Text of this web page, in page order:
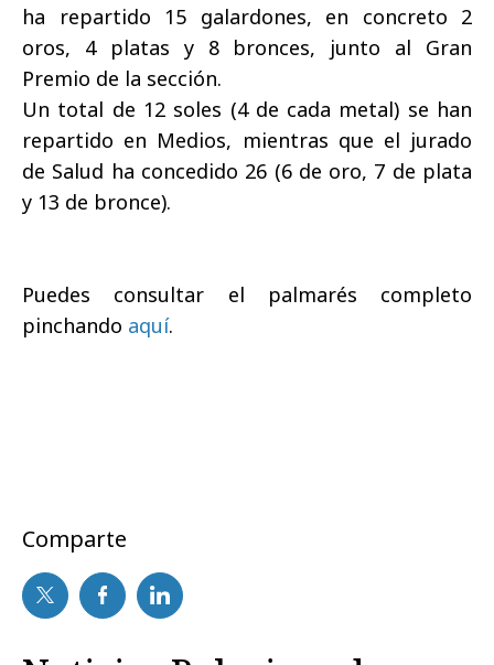
ha repartido 15 galardones, en concreto 2
oros, 4 platas y 8 bronces, junto al Gran
Premio de la sección.
Un total de 12 soles (4 de cada metal) se han
repartido en Medios, mientras que el jurado
de Salud ha concedido 26 (6 de oro, 7 de plata
y 13 de bronce).
Puedes consultar el palmarés completo
pinchando aquí.
Comparte